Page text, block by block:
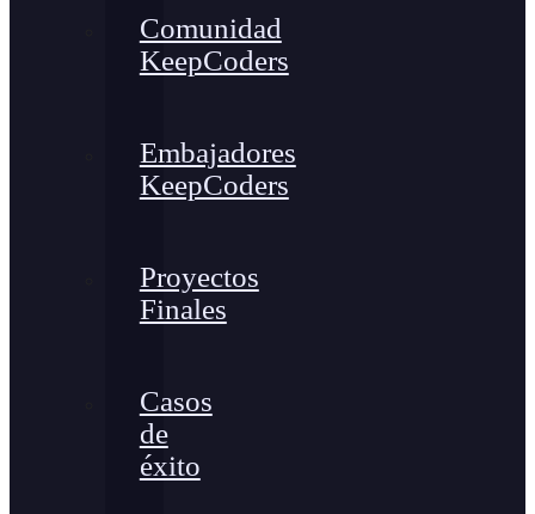
Comunidad
KeepCoders
Embajadores
KeepCoders
Proyectos
Finales
Casos
de
éxito